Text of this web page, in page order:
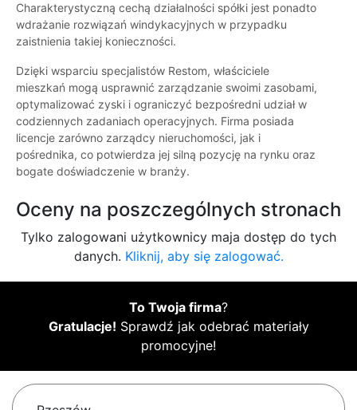
Charakterystyczną cechą działalności spółki jest ponadto
wdrażanie rozwiązań windykacyjnych w przypadku
zaistnienia takiej konieczności.
Dzięki wsparciu specjalistów Restom, właściciele
mieszkań mogą usprawnić zarządzanie swoimi zasobami,
optymalizować zyski i ograniczyć bezpośredni udział w
codziennych zadaniach operacyjnych. Firma posiada
licencje zarówno zarządcy nieruchomości, jak i
pośrednika, co potwierdza jej silną pozycję na rynku oraz
bogate doświadczenie w branży.
Oceny na poszczególnych stronach
Tylko zalogowani użytkownicy maja dostęp do tych
danych. Kliknij, aby się zalogować.
To Twoja firma?
Gratulacje! Sprawdź jak odebrać materiały
promocyjne!